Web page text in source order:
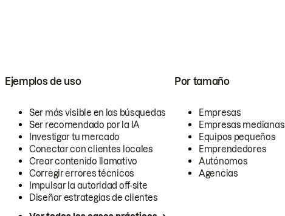
Ejemplos de uso
Ser más visible en las búsquedas
Ser recomendado por la IA
Investigar tu mercado
Conectar con clientes locales
Crear contenido llamativo
Corregir errores técnicos
Impulsar la autoridad off-site
Diseñar estrategias de clientes
Por tamaño
Empresas
Empresas medianas
Equipos pequeños
Emprendedores
Autónomos
Agencias